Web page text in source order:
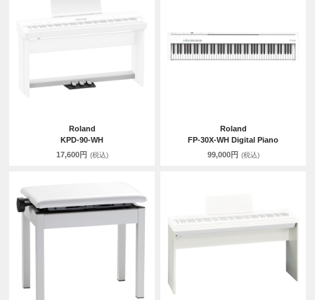
Roland
KPD-90-WH
17,600円 (税込)
Roland
FP-30X-WH Digital Piano
99,000円 (税込)